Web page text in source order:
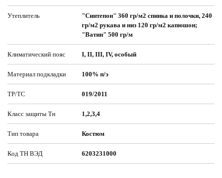
Утеплитель
"Синтепон" 360 гр/м2 спинка и полочки, 240
гр/м2 рукава и низ 120 гр/м2 капюшон;
"Ватин" 500 гр/м
Климатический пояс I, II, III, IV, особый
Материал подкладки 100% п/э
ТР/ТС 019/2011
Класс защиты Тн 1,2,3,4
Тип товара Костюм
Код ТН ВЭД 6203231000